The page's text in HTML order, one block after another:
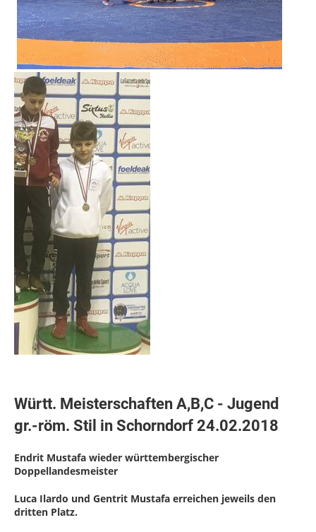
Württ. Meisterschaften A,B,C - Jugend
gr.-röm. Stil in Schorndorf 24.02.2018
Endrit Mustafa wieder württembergischer
Doppellandesmeister
Luca Ilardo und Gentrit Mustafa erreichen jeweils den
dritten Platz.